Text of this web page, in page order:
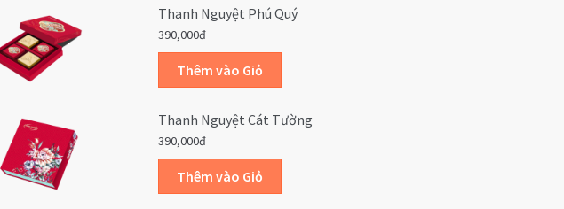
Thanh Nguyệt Phú Quý
390,000đ
Thanh Nguyệt Cát Tường
390,000đ